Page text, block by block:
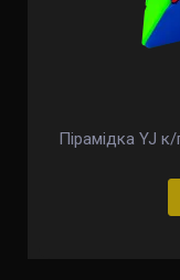
Пірамідка YJ